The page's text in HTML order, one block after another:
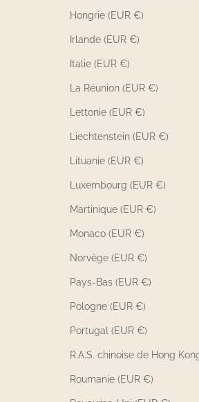
Hongrie (EUR €)
Irlande (EUR €)
Italie (EUR €)
La Réunion (EUR €)
Lettonie (EUR €)
Liechtenstein (EUR €)
Lituanie (EUR €)
Luxembourg (EUR €)
Martinique (EUR €)
Monaco (EUR €)
Norvège (EUR €)
Pays-Bas (EUR €)
Pologne (EUR €)
Portugal (EUR €)
R.A.S. chinoise de Hong
Roumanie (EUR €)